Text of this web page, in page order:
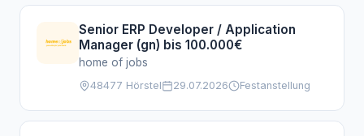
Senior ERP Developer / Application
Manager (gn) bis 100.000€
home of jobs
48477 Hörstel 29.07.2026 Festanstellung